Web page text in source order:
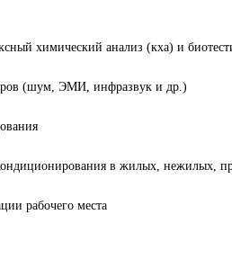
химический анализ (кха) и
(шум, ЭМИ, инфразвук и др.)
в жилых, нежилых,
рабочего места